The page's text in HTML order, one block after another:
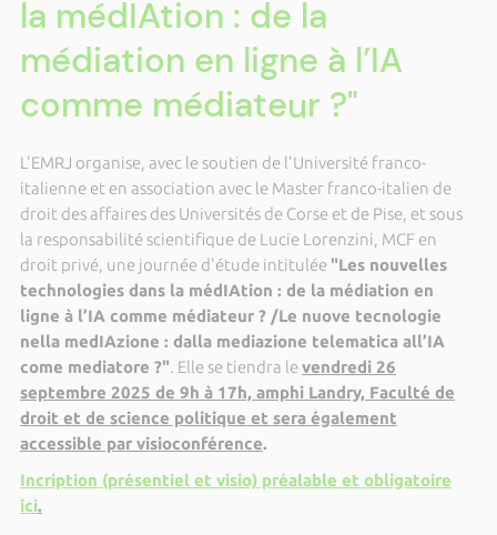
la médIAtion : de la
médiation en ligne à l’IA
comme médiateur ?"
L'EMRJ organise, avec le soutien de l'Université franco-
italienne et en association avec le Master franco-italien de
droit des affaires des Universités de Corse et de Pise, et sous
la responsabilité scientifique de Lucie Lorenzini, MCF en
droit privé, une journée d'étude intitulée "Les nouvelles
technologies dans la médIAtion : de la médiation en
ligne à l’IA comme médiateur ? /Le nuove tecnologie
nella medIAzione : dalla mediazione telematica all’IA
come mediatore ?". Elle se tiendra levendredi 26
septembre 2025 de 9h à 17h, amphi Landry, Faculté de
droit et de science politique et sera également
accessible par visioconférence.
Incription (présentiel et visio) préalable et obligatoire
ici.